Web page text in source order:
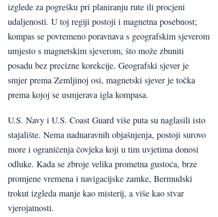
izglede za pogrešku pri planiranju rute ili procjeni
udaljenosti. U toj regiji postoji i magnetna posebnost;
kompas se povremeno poravnava s geografskim sjeverom
umjesto s magnetskim sjeverom, što može zbuniti
posadu bez precizne korekcije. Geografski sjever je
smjer prema Zemljinoj osi, magnetski sjever je točka
prema kojoj se usmjerava igla kompasa.
U.S. Navy i U.S. Coast Guard više puta su naglasili isto
stajalište. Nema nadnaravnih objašnjenja, postoji surovo
more i ograničenja čovjeka koji u tim uvjetima donosi
odluke. Kada se zbroje velika prometna gustoća, brze
promjene vremena i navigacijske zamke, Bermudski
trokut izgleda manje kao misterij, a više kao stvar
vjerojatnosti.